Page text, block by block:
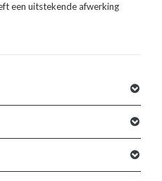
een uitstekende afwerking